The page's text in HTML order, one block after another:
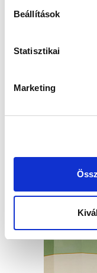
Beállítások
Statisztikai
Marketing